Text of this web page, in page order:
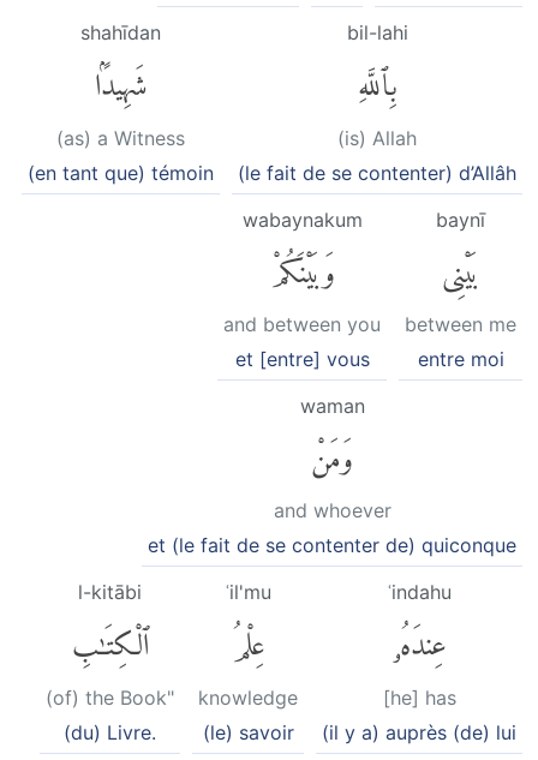
bil-lahi
بِٱللَّهِ
(is) Allah
(le fait de se contenter) d’Allâh
shahīdan
شَهِيدًۢا
(as) a Witness
(en tant que) témoin
baynī
بَيْنِى
between me
entre moi
wabaynakum
وَبَيْنَكُمْ
and between you
et [entre] vous
waman
وَمَنْ
and whoever
et (le fait de se contenter de) quiconque
ʿindahu
عِندَهُۥ
[he] has
(il y a) auprès (de) lui
ʿil'mu
عِلْمُ
knowledge
(le) savoir
l-kitābi
ٱلْكِتَٰبِ
(of) the Book"
(du) Livre.